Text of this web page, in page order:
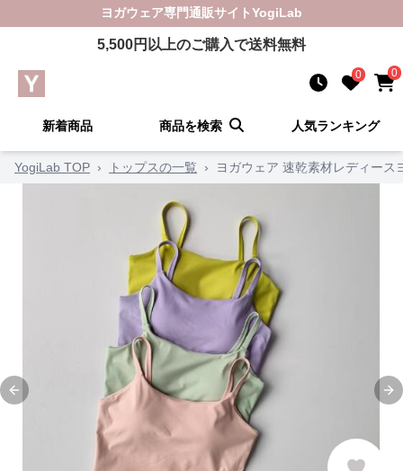
ヨガウェア専門通販サイトYogiLab
5,500円以上のご購入で送料無料
0 0
新着商品 商品を検索 人気ランキング
YogiLab TOP › トップスの一覧 › ヨガウェア 速乾素材レディース
Previous slide